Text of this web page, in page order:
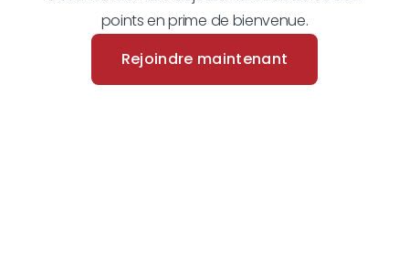
points en prime de bienvenue.
Rejoindre maintenant